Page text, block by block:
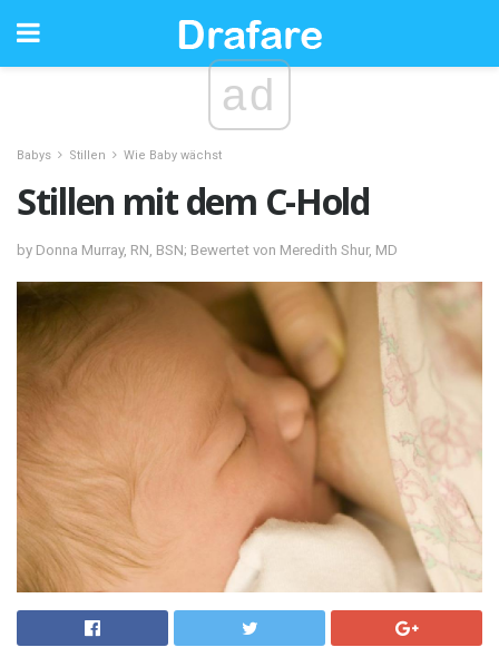
ad
Babys Stillen Wie Baby wächst
Stillen mit dem C-Hold
by Donna Murray, RN, BSN; Bewertet von Meredith Shur, MD